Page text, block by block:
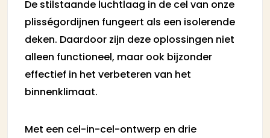
De stilstaande luchtlaag in de cel van onze
plisségordijnen fungeert als een isolerende
deken. Daardoor zijn deze oplossingen niet
alleen functioneel, maar ook bijzonder
effectief in het verbeteren van het
binnenklimaat.
Met een cel-in-cel-ontwerp en drie